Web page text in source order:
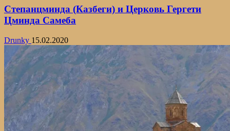
Степанцминда (Казбеги) и Церковь Гергети
Цминда Самеба
Drunky 15.02.2020